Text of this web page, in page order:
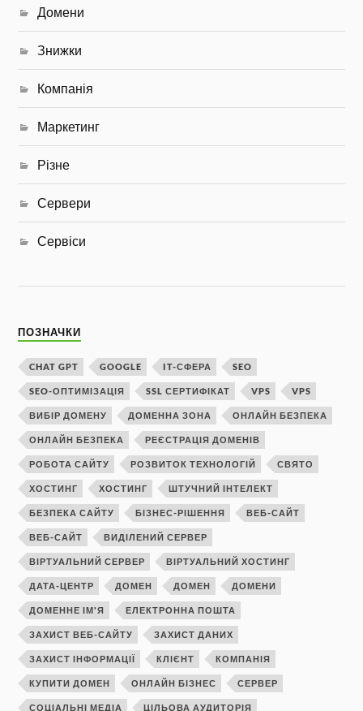
Домени
Знижки
Компанія
Маркетинг
Різне
Сервери
Сервіси
ПОЗНАЧКИ
CHAT GPT GOOGLE IT-СФЕРА SEO
SEO-ОПТИМІЗАЦІЯ SSL СЕРТИФІКАТ VPS VPS
ВИБІР ДОМЕНУ ДОМЕННА ЗОНА ОНЛАЙН БЕЗПЕКА
ОНЛАЙН БЕЗПЕКА РЕЄСТРАЦІЯ ДОМЕНІВ
РОБОТА САЙТУ РОЗВИТОК ТЕХНОЛОГІЙ СВЯТО
ХОСТИНГ ХОСТИНГ ШТУЧНИЙ ІНТЕЛЕКТ
БЕЗПЕКА САЙТУ БІЗНЕС-РІШЕННЯ ВЕБ-САЙТ
ВЕБ-САЙТ ВИДІЛЕНИЙ СЕРВЕР
ВІРТУАЛЬНИЙ СЕРВЕР ВІРТУАЛЬНИЙ ХОСТИНГ
ДАТА-ЦЕНТР ДОМЕН ДОМЕН ДОМЕНИ
ДОМЕННЕ ІМ'Я ЕЛЕКТРОННА ПОШТА
ЗАХИСТ ВЕБ-САЙТУ ЗАХИСТ ДАНИХ
ЗАХИСТ ІНФОРМАЦІЇ КЛІЄНТ КОМПАНІЯ
КУПИТИ ДОМЕН ОНЛАЙН БІЗНЕС СЕРВЕР
СОЦІАЛЬНІ МЕДІА ЦІЛЬОВА АУДИТОРІЯ